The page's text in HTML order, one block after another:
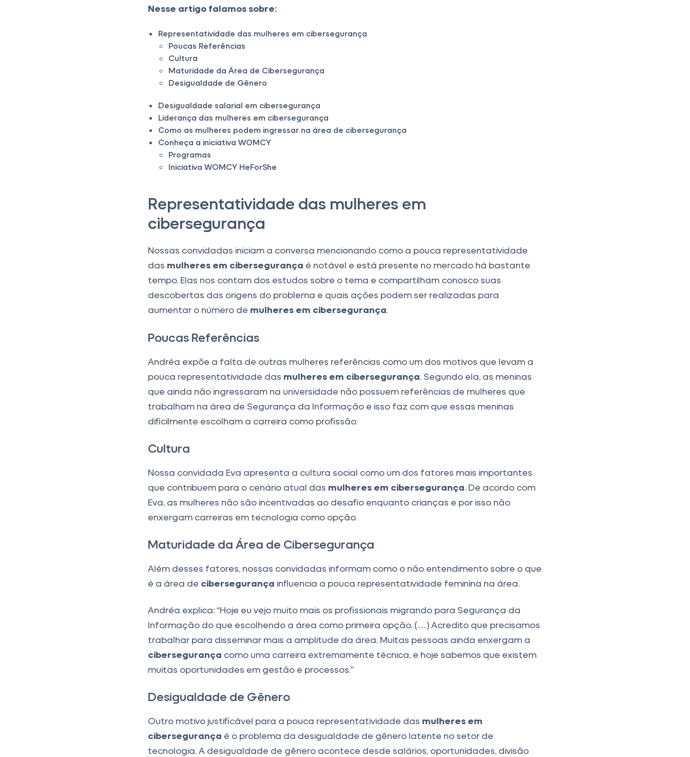
Nesse artigo falamos sobre:
Representatividade das mulheres em cibersegurança
Poucas Referências
Cultura
Maturidade da Área de Cibersegurança
Desigualdade de Gênero
Desigualdade salarial em cibersegurança
Liderança das mulheres em cibersegurança
Como as mulheres podem ingressar na área de cibersegurança
Conheça a iniciativa WOMCY
Programas
Iniciativa WOMCY HeForShe
Representatividade das mulheres em
cibersegurança
Nossas convidadas iniciam a conversa mencionando como a pouca representatividade
das mulheres em cibersegurança é notável e está presente no mercado há bastante
tempo. Elas nos contam dos estudos sobre o tema e compartilham conosco suas
descobertas das origens do problema e quais ações podem ser realizadas para
aumentar o número de mulheres em cibersegurança.
Poucas Referências
Andréa expõe a falta de outras mulheres referências como um dos motivos que levam a
pouca representatividade das mulheres em cibersegurança. Segundo ela, as meninas
que ainda não ingressaram na universidade não possuem referências de mulheres que
trabalham na área de Segurança da Informação e isso faz com que essas meninas
dificilmente escolham a carreira como profissão.
Cultura
Nossa convidada Eva apresenta a cultura social como um dos fatores mais importantes
que contribuem para o cenário atual das mulheres em cibersegurança. De acordo com
Eva, as mulheres não são incentivadas ao desafio enquanto crianças e por isso não
enxergam carreiras em tecnologia como opção.
Maturidade da Área de Cibersegurança
Além desses fatores, nossas convidadas informam como o não entendimento sobre o que
é a área de cibersegurança influencia a pouca representatividade feminina na área.
Andréa explica: “Hoje eu vejo muito mais os profissionais migrando para Segurança da
Informação do que escolhendo a área como primeira opção. (…) Acredito que precisamos
trabalhar para disseminar mais a amplitude da área. Muitas pessoas ainda enxergam a
cibersegurança como uma carreira extremamente técnica, e hoje sabemos que existem
muitas oportunidades em gestão e processos.”
Desigualdade de Gênero
Outro motivo justificável para a pouca representatividade das mulheres em
cibersegurança é o problema da desigualdade de gênero latente no setor de
tecnologia. A desigualdade de gênero acontece desde salários, oportunidades, divisão